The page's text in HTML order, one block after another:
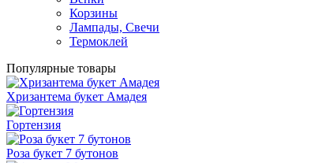
Корзины
Лампады, Свечи
Термоклей
Популярные товары
Хризантема букет Амадея
Гортензия
Роза букет 7 бутонов